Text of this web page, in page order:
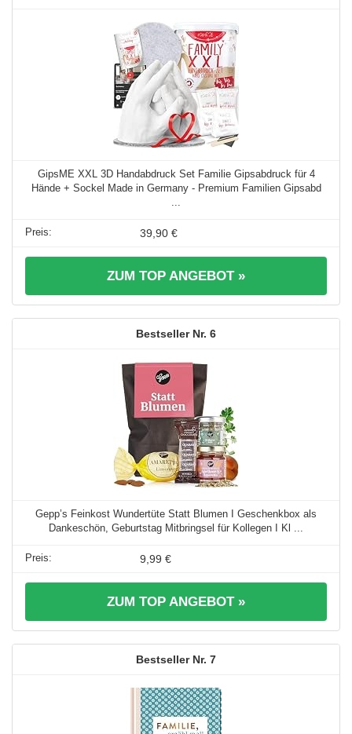
GipsME XXL 3D Handabdruck Set Familie Gipsabdruck für 4
Hände + Sockel Made in Germany - Premium Familien Gipsabd
39,90 €
ZUM TOP ANGEBOT »
6
Gepp’s Feinkost Wundertüte Statt Blumen I Geschenkbox als
Dankeschön, Geburtstag Mitbringsel für Kollegen I Kl ...
9,99 €
ZUM TOP ANGEBOT »
7